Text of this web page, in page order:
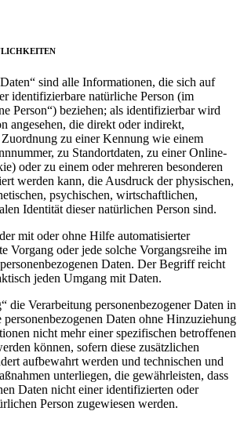
sind alle Informationen, die sich auf
identifizierbare natürliche Person (im
Person“) beziehen; als identifizierbar wird
angesehen, die direkt oder indirekt,
Zuordnung zu einer Kennung wie einem
zu Standortdaten, zu einer Online-
oder zu einem oder mehreren besonderen
werden kann, die Ausdruck der physischen,
psychischen, wirtschaftlichen,
Identität dieser natürlichen Person sind.
mit oder ohne Hilfe automatisierter
Vorgang oder jede solche Vorgangsreihe im
Daten. Der Begriff reicht
jeden Umgang mit Daten.
die Verarbeitung personenbezogener Daten in
personenbezogenen Daten ohne Hinzuziehung
nicht mehr einer spezifischen betroffenen
können, sofern diese zusätzlichen
aufbewahrt werden und technischen und
unterliegen, die gewährleisten, dass
Daten nicht einer identifizierten oder
Person zugewiesen werden.